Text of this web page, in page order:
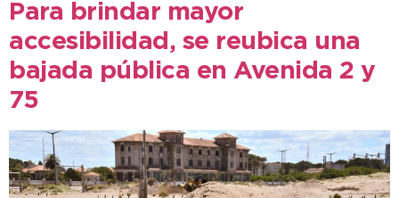
Para brindar mayor
accesibilidad, se reubica una
bajada pública en Avenida 2 y
75